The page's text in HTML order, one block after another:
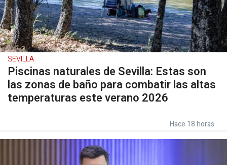
SEVILLA
Piscinas naturales de Sevilla: Estas son
las zonas de baño para combatir las altas
temperaturas este verano 2026
Hace 18 horas